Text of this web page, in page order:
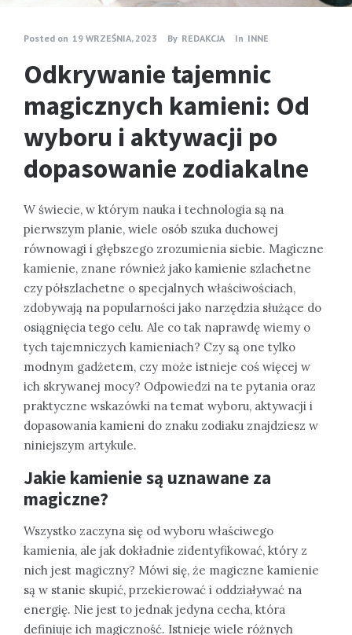
Posted on 19 WRZEŚNIA, 2023 By REDAKCJA In INNE
Odkrywanie tajemnic
magicznych kamieni: Od
wyboru i aktywacji po
dopasowanie zodiakalne
W świecie, w którym nauka i technologia są na
pierwszym planie, wiele osób szuka duchowej
równowagi i głębszego zrozumienia siebie. Magiczne
kamienie, znane również jako kamienie szlachetne
czy półszlachetne o specjalnych właściwościach,
zdobywają na popularności jako narzędzia służące do
osiągnięcia tego celu. Ale co tak naprawdę wiemy o
tych tajemniczych kamieniach? Czy są one tylko
modnym gadżetem, czy może istnieje coś więcej w
ich skrywanej mocy? Odpowiedzi na te pytania oraz
praktyczne wskazówki na temat wyboru, aktywacji i
dopasowania kamieni do znaku zodiaku znajdziesz w
niniejszym artykule.
Jakie kamienie są uznawane za
magiczne?
Wszystko zaczyna się od wyboru właściwego
kamienia, ale jak dokładnie zidentyfikować, który z
nich jest magiczny? Mówi się, że magiczne kamienie
są w stanie skupić, przekierować i oddziaływać na
energię. Nie jest to jednak jedyna cecha, która
definiuje ich magiczność. Istnieje wiele różnych